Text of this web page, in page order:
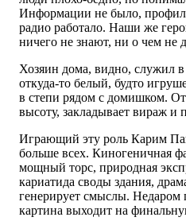
Информации не было,
радио работало. Наши же
ничего не знают, ни о чем не
Хозяин дома, видно, служил
откуда-то белый, будто
в степи рядом с домишком.
высоту, закладывает вираж и
Играющий эту роль Карим
больше всех. Киногеничная
мощный торс, природная
кариатида своды здания,
генерирует смыслы. Недаром
картина выходит на